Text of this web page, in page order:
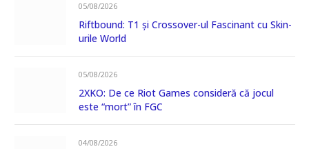
05/08/2026
Riftbound: T1 și Crossover-ul Fascinant cu Skin-
urile World
05/08/2026
2XKO: De ce Riot Games consideră că jocul
este “mort” în FGC
04/08/2026